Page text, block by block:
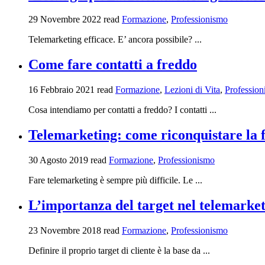
29 Novembre 2022 read Formazione, Professionismo
Telemarketing efficace. E’ ancora possibile? ...
Come fare contatti a freddo
16 Febbraio 2021 read Formazione, Lezioni di Vita,
Cosa intendiamo per contatti a freddo? I contatti ...
Telemarketing: come riconquistare la
30 Agosto 2019 read Formazione, Professionismo
Fare telemarketing è sempre più difficile. Le ...
L’importanza del target nel
23 Novembre 2018 read Formazione, Professionismo
Definire il proprio target di cliente è la base da ...